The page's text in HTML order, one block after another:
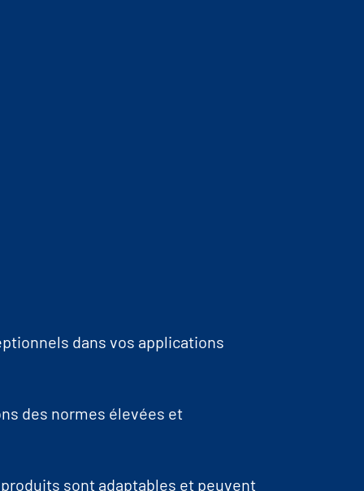
dans vos applications
des normes élevées et
sont adaptables et peuvent